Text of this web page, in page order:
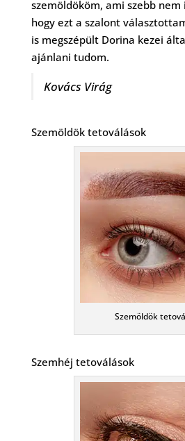
szemöldököm, ami szebb
hogy ezt a szalont
is megszépült Dorina kezei
ajánlani tudom.
Kovács Virág
Szemöldök tetoválások
Szemöldök
Szemhéj tetoválások